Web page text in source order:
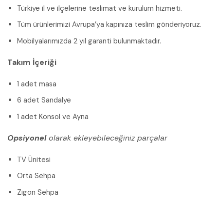
Türkiye il ve ilçelerine teslimat ve kurulum hizmeti.
Tüm ürünlerimizi Avrupa’ya kapınıza teslim gönderiyoruz.
Mobilyalarımızda 2 yıl garanti bulunmaktadır.
Takım İçeriği
1 adet masa
6 adet Sandalye
1 adet Konsol ve Ayna
Opsiyonelolarak ekleyebileceğiniz parçalar
TV Ünitesi
Orta Sehpa
Zigon Sehpa